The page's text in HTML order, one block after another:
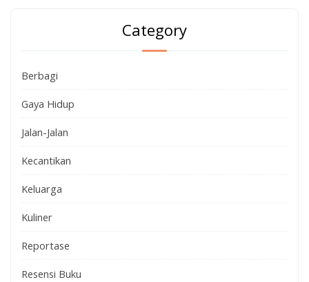
Category
Berbagi
Gaya Hidup
Jalan-Jalan
Kecantikan
Keluarga
Kuliner
Reportase
Resensi Buku